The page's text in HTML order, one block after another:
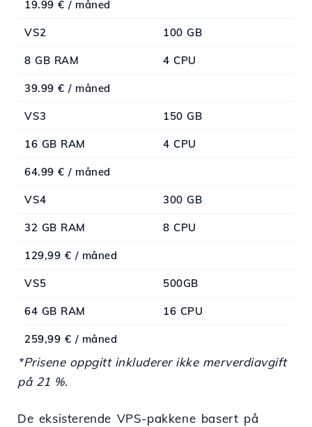
19.99 € / måned
VS2 100 GB
8 GB RAM 4 CPU
39.99 € / måned
VS3 150 GB
16 GB RAM 4 CPU
64.99 € / måned
VS4 300 GB
32 GB RAM 8 CPU
129,99 € / måned
VS5 500GB
64 GB RAM 16 CPU
259,99 € / måned
*Prisene oppgitt inkluderer ikke merverdiavgift
på 21 %.
De eksisterende VPS-pakkene basert på